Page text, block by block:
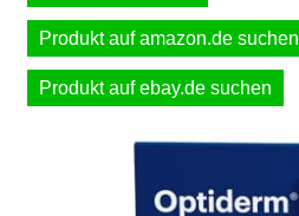
Produkt auf amazon.de suchen
Produkt auf ebay.de suchen